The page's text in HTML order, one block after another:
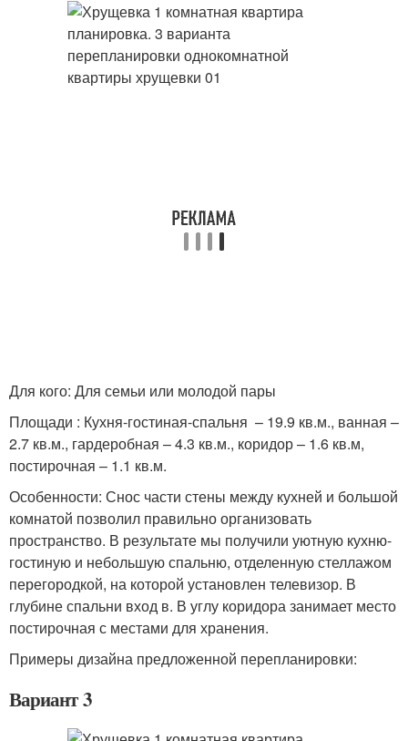
Для кого: Для семьи или молодой пары
Площади : Кухня-гостиная-спальня – 19.9 кв.м., ванная –
2.7 кв.м., гардеробная – 4.3 кв.м., коридор – 1.6 кв.м,
постирочная – 1.1 кв.м.
Особенности: Снос части стены между кухней и большой
комнатой позволил правильно организовать
пространство. В результате мы получили уютную кухню-
гостиную и небольшую спальню, отделенную стеллажом
перегородкой, на которой установлен телевизор. В
глубине спальни вход в. В углу коридора занимает место
постирочная с местами для хранения.
Примеры дизайна предложенной перепланировки:
Вариант 3